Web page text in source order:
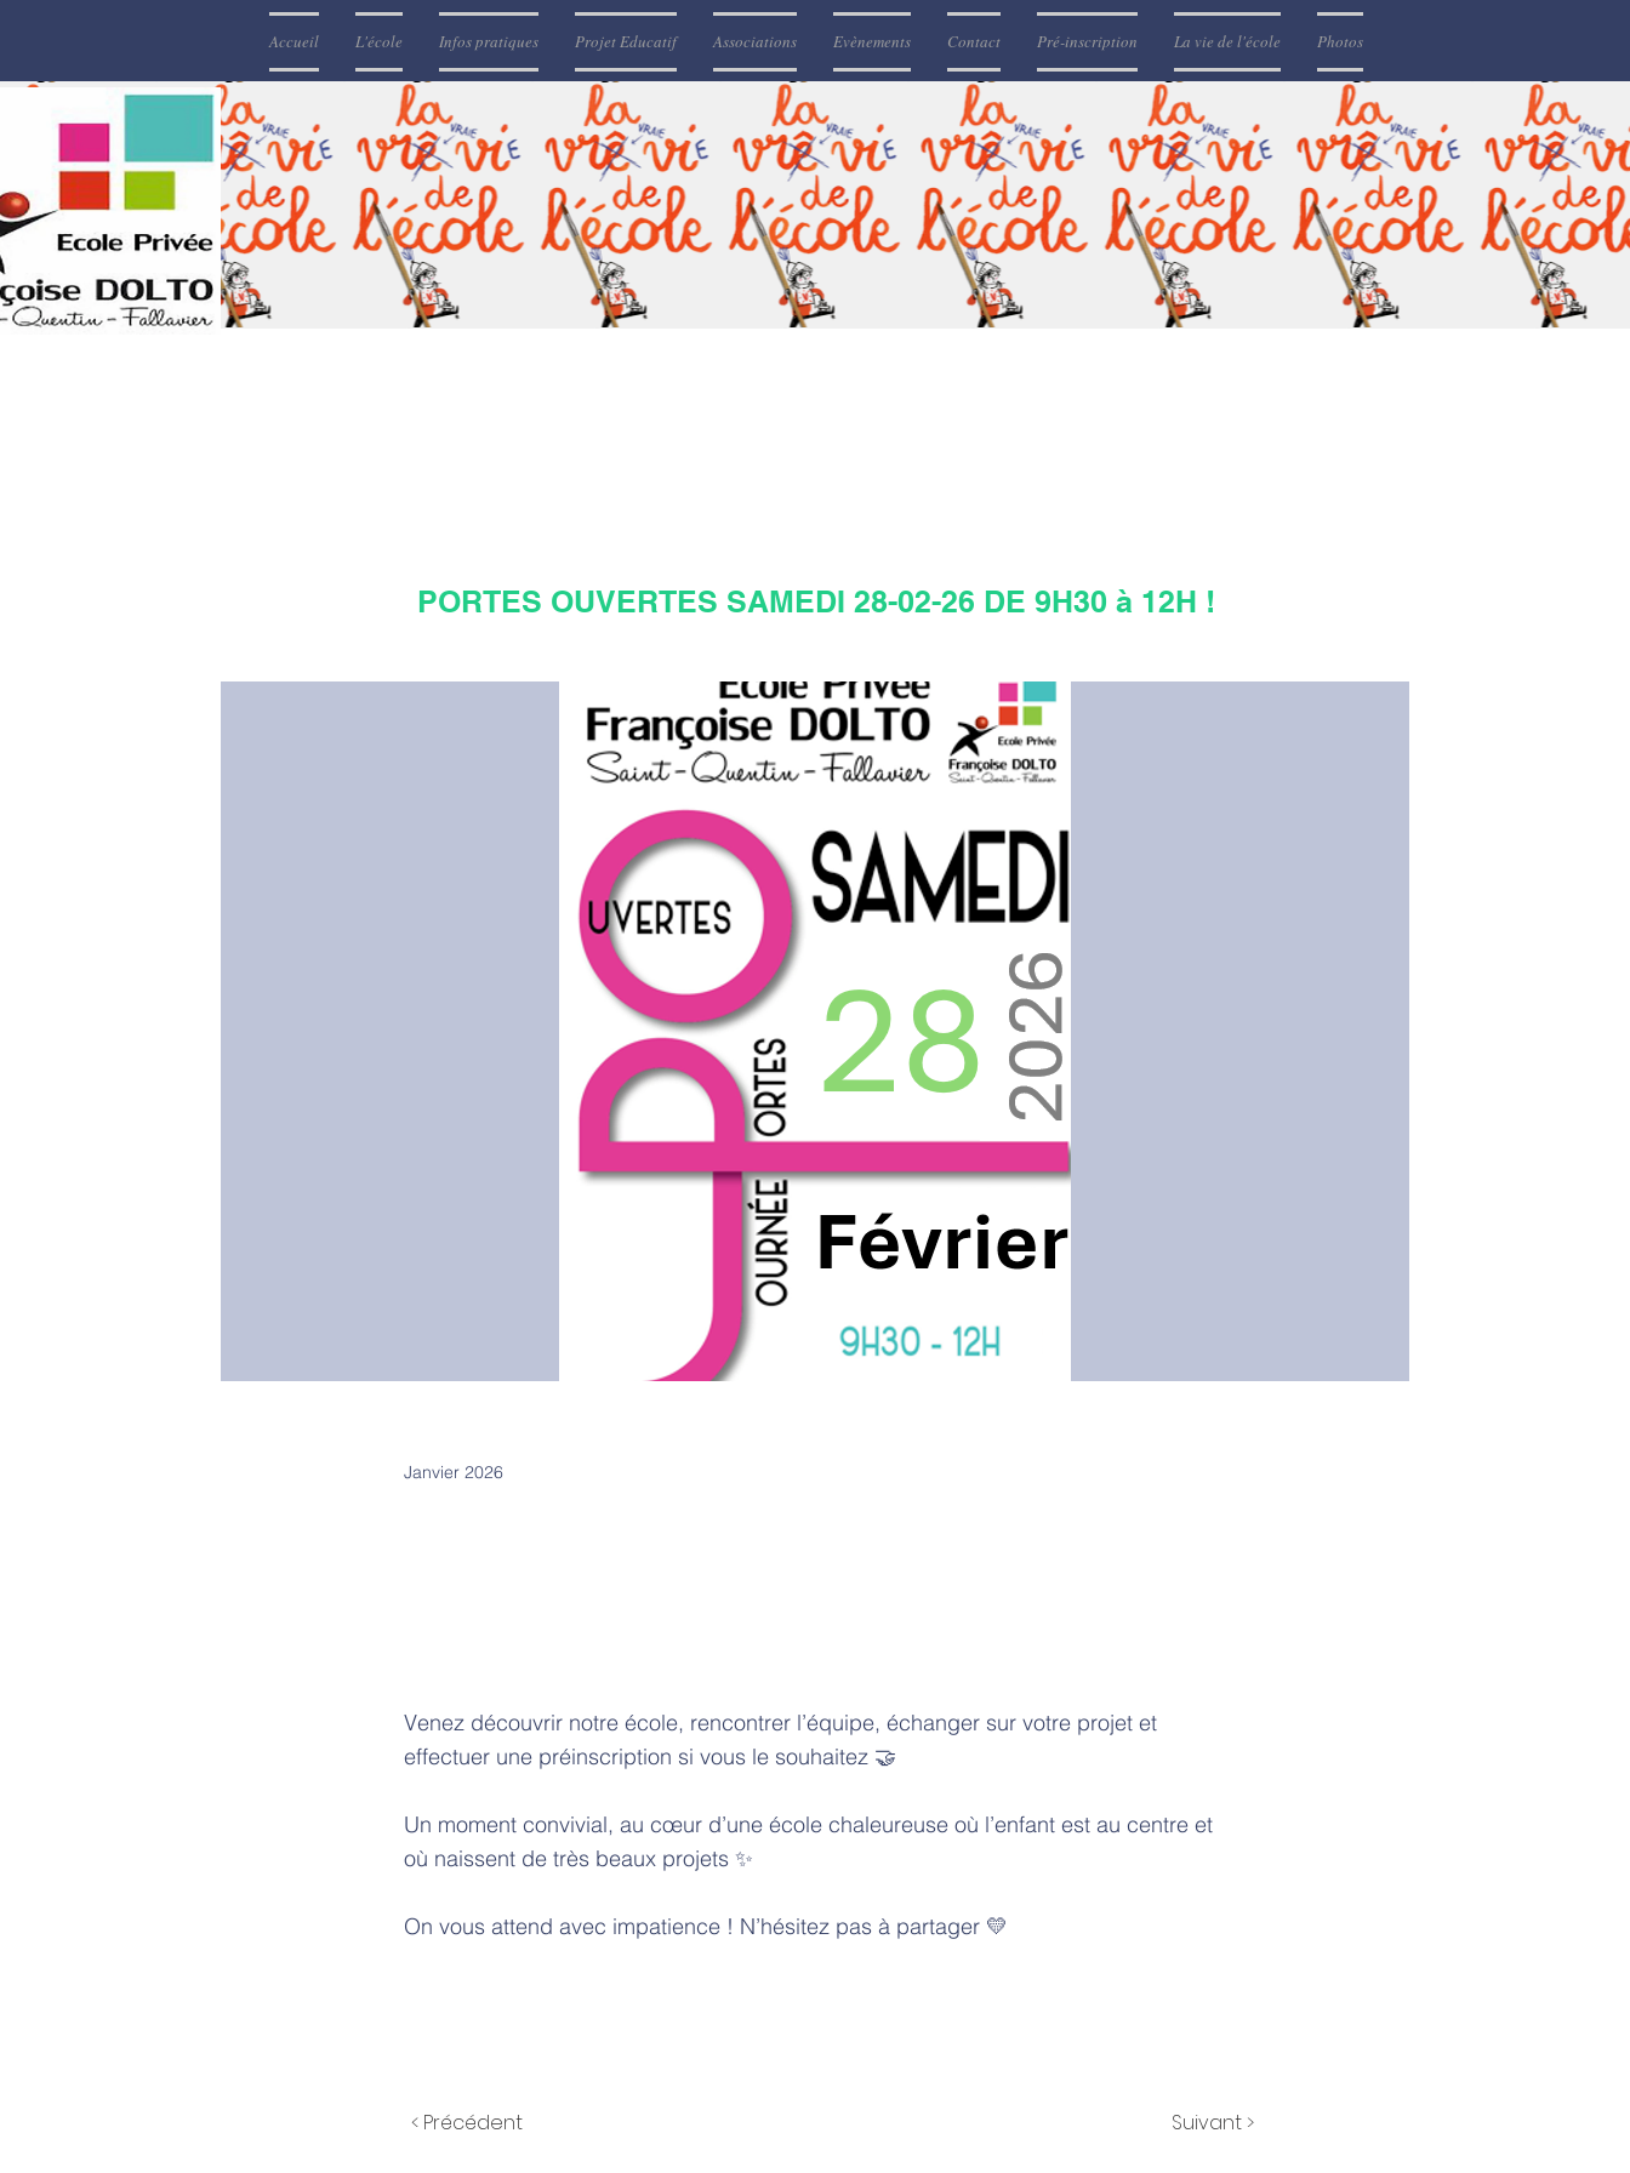
Accueil L'école Infos pratiques Projet Educatif Associations Evènements Contact Pré-inscription La vie de l'école Photos
PORTES OUVERTES SAMEDI 28-02-26 DE 9H30 à 12H !
Janvier 2026
Venez découvrir notre école, rencontrer l’équipe, échanger sur votre projet et
effectuer une préinscription si vous le souhaitez 🤝
Un moment convivial, au cœur d’une école chaleureuse où l’enfant est au centre et
où naissent de très beaux projets ✨
On vous attend avec impatience ! N’hésitez pas à partager 💛
< Précédent Suivant >